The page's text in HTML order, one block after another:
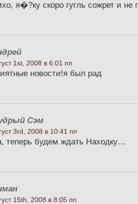
я�?ку скоро гугль сожрет и не
1st, 2008 в 6:01 пп
новости!я был рад
Сэм
3rd, 2008 в 10:41 пп
теперь будем ждать Находку…
15th, 2008 в 8:05 пп